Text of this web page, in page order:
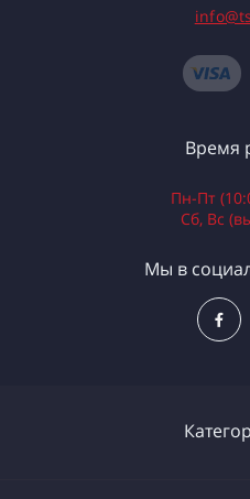
Время
Пн-Пт
Сб, Вс
Мы в